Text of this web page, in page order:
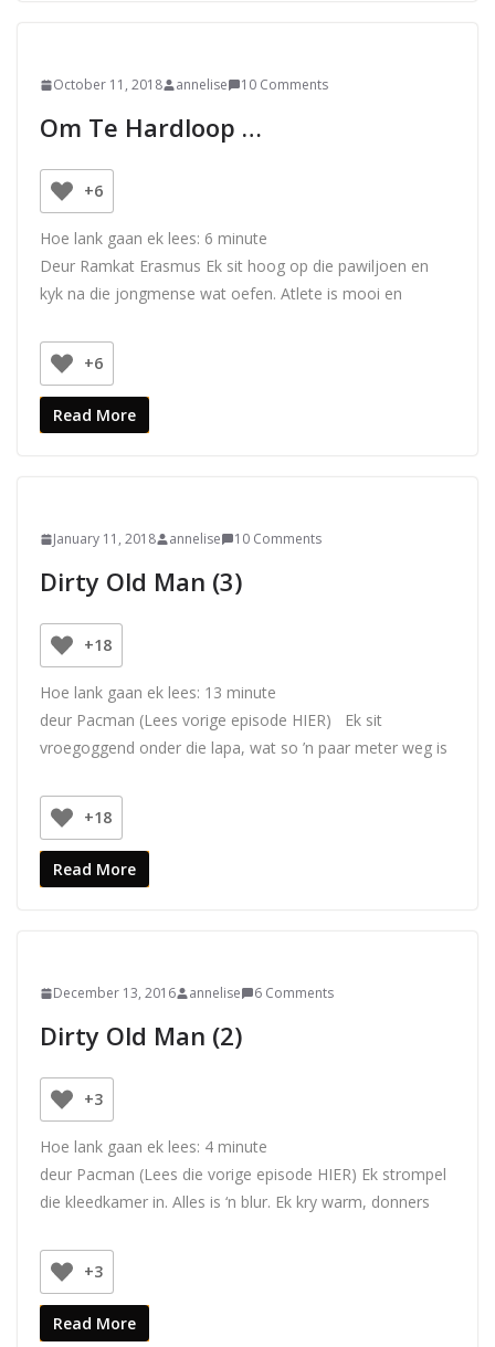
October 11, 2018 annelise 10 Comments
Om Te Hardloop …
+6
Hoe lank gaan ek lees: 6 minute
Deur Ramkat Erasmus Ek sit hoog op die pawiljoen en
kyk na die jongmense wat oefen. Atlete is mooi en
+6
Read More
January 11, 2018 annelise 10 Comments
Dirty Old Man (3)
+18
Hoe lank gaan ek lees: 13 minute
deur Pacman (Lees vorige episode HIER) Ek sit
vroegoggend onder die lapa, wat so ’n paar meter weg is
+18
Read More
December 13, 2016 annelise 6 Comments
Dirty Old Man (2)
+3
Hoe lank gaan ek lees: 4 minute
deur Pacman (Lees die vorige episode HIER) Ek strompel
die kleedkamer in. Alles is ‘n blur. Ek kry warm, donners
+3
Read More